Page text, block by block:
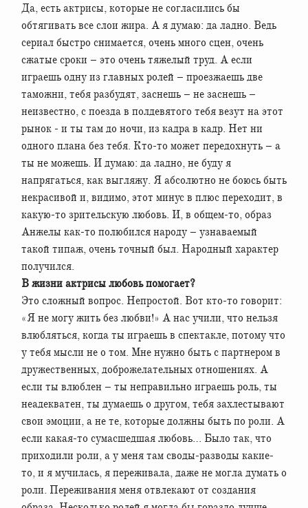
Да, есть актрисы, которые не согласились бы
обтягивать все слои жира. А я думаю: да ладно. Ведь
сериал быстро снимается, очень много сцен, очень
сжатые сроки – это очень тяжелый труд. А если
играешь одну из главных ролей – проезжаешь две
таможни, тебя разбудят, заснешь – не заснешь –
неизвестно, с поезда в полдевятого тебя везут на этот
рынок - и ты там до ночи, из кадра в кадр. Нет ни
одного плана без тебя. Кто-то может передохнуть – а
ты не можешь. И думаю: да ладно, не буду я
напрягаться, как выгляжу. Я абсолютно не боюсь быть
некрасивой и, видимо, этот минус в плюс переходит, в
какую-то зрительскую любовь. И, в общем-то, образ
Анжелы как-то полюбился народу – узнаваемый
такой типаж, очень точный был. Народный характер
получился.
В жизни актрисы любовь помогает?
Это сложный вопрос. Непростой. Вот кто-то говорит:
«Я не могу жить без любви!» А нас учили, что нельзя
влюбляться, когда ты играешь в спектакле, потому что
у тебя мысли не о том. Мне нужно быть с партнером в
дружественных, доброжелательных отношениях. А
если ты влюблен – ты неправильно играешь роль, ты
неадекватен, ты думаешь о другом, тебя захлестывают
свои эмоции, а не те, которые должны быть по роли. А
если какая-то сумасшедшая любовь… Было так, что
приходили роли, а у меня там своды-разводы какие-
то, и я мучилась, я переживала, даже не могла думать о
роли. Переживания меня отвлекают от создания